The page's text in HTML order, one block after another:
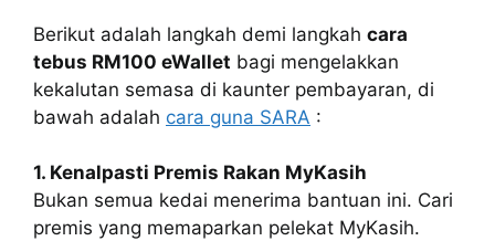
Berikut adalah langkah demi langkah cara
tebus RM100 eWallet bagi mengelakkan
kekalutan semasa di kaunter pembayaran, di
bawah adalah cara guna SARA :
1. Kenalpasti Premis Rakan MyKasih
Bukan semua kedai menerima bantuan ini. Cari
premis yang memaparkan pelekat MyKasih.